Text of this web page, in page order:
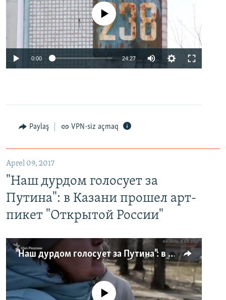
No media source currently available
0:00 24:27
Paylaş VPN-siz açmaq
Aprel 09, 2017
"Наш дурдом голосует за
Путина": в Казани прошел арт-
пикет "Открытой России"
"Наш дурдом голосует за Путина": в Казани прошел арт-пикет "Открытой России"
No media source currently available